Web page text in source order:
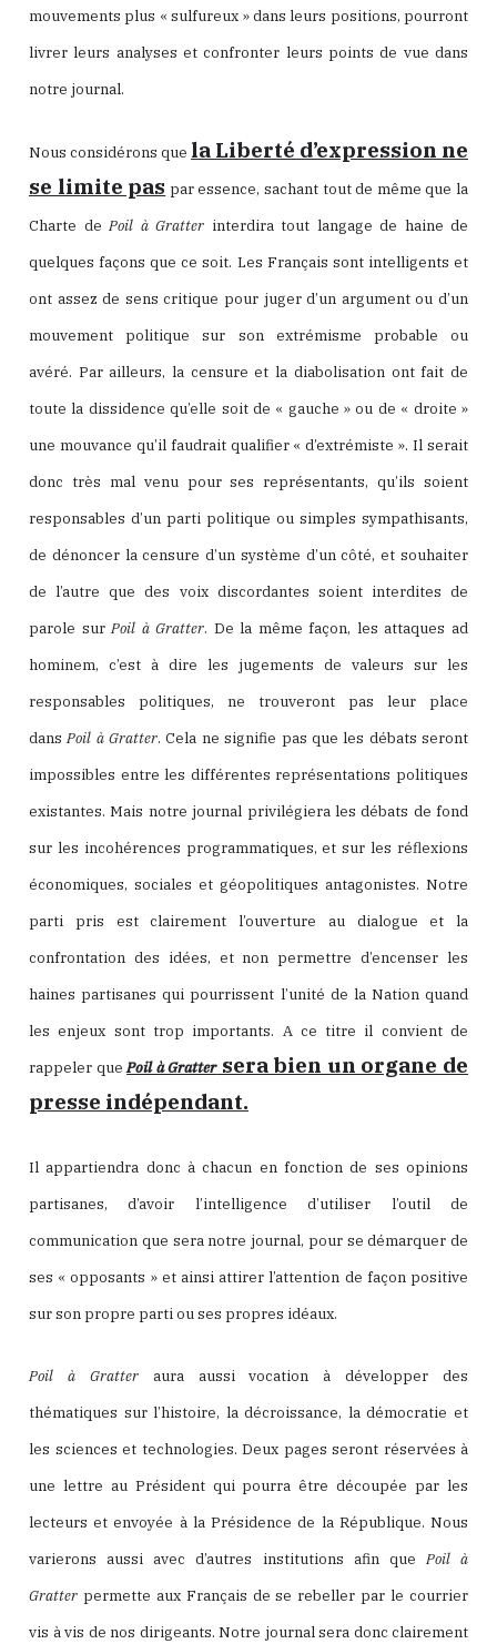
mouvements plus « sulfureux » dans leurs positions, pourront
livrer leurs analyses et confronter leurs points de vue dans
notre journal.
Nous considérons que la Liberté d’expression ne
se limite pas par essence, sachant tout de même que la
Charte dePoil à Gratter interdira tout langage de haine de
quelques façons que ce soit. Les Français sont intelligents et
ont assez de sens critique pour juger d’un argument ou d’un
mouvement politique sur son extrémisme probable ou
avéré. Par ailleurs, la censure et la diabolisation ont fait de
toute la dissidence qu’elle soit de « gauche » ou de « droite »
une mouvance qu’il faudrait qualifier « d’extrémiste ». Il serait
donc très mal venu pour ses représentants, qu’ils soient
responsables d’un parti politique ou simples sympathisants,
de dénoncer la censure d’un système d’un côté, et souhaiter
de l’autre que des voix discordantes soient interdites de
parole surPoil à Gratter. De la même façon, les attaques ad
hominem, c’est à dire les jugements de valeurs sur les
responsables politiques, ne trouveront pas leur place
dansPoil à Gratter. Cela ne signifie pas que les débats seront
impossibles entre les différentes représentations politiques
existantes. Mais notre journal privilégiera les débats de fond
sur les incohérences programmatiques, et sur les réflexions
économiques, sociales et géopolitiques antagonistes. Notre
parti pris est clairement l’ouverture au dialogue et la
confrontation des idées, et non permettre d’encenser les
haines partisanes qui pourrissent l’unité de la Nation quand
les enjeux sont trop importants. A ce titre il convient de
rappeler quePoil à Grattersera bien un organe de
presse indépendant.
Il appartiendra donc à chacun en fonction de ses opinions
partisanes, d’avoir l’intelligence d’utiliser l’outil de
communication que sera notre journal, pour se démarquer de
ses « opposants » et ainsi attirer l’attention de façon positive
sur son propre parti ou ses propres idéaux.
Poil à Gratteraura aussi vocation à développer des
thématiques sur l’histoire, la décroissance, la démocratie et
les sciences et technologies. Deux pages seront réservées à
une lettre au Président qui pourra être découpée par les
lecteurs et envoyée à la Présidence de la République. Nous
varierons aussi avec d’autres institutions afin quePoil à
Gratter permette aux Français de se rebeller par le courrier
vis à vis de nos dirigeants. Notre journal sera donc clairement